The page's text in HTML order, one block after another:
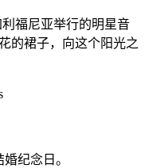
福尼亚举行的明星音
的裙子，向这个阳光之
纪念日。